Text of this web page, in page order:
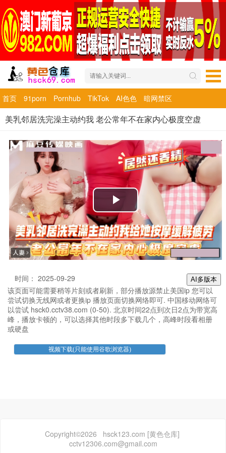
首页 91porn Pornhub TikTok AI色色 暗网禁区
美乳邻居洗完澡主动约我 老公常年不在家内心极度空虚
AI多版本
时间： 2025-09-29
该页面可能需要稍等片刻或者刷新，部分播放源禁止美国ip 您可以
尝试切换无线网或者更换ip 播放页面切换网络即可. 中国移动网络可
以尝试 hsck0.cctv38.com (0-50). 北京时间22点到次日2点为带宽高
峰，播放卡顿的，可以选择其他时段多下载几个，高峰时段看相册
或硬盘
Copyright©2026 hsck123.com [黄色仓库]
cctv12306.com@gmail.com